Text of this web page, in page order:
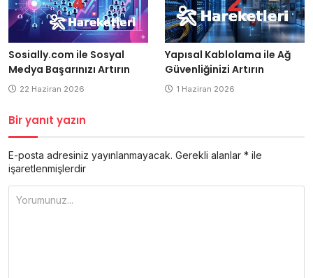
Sosially.com ile Sosyal
Medya Başarınızı Artırın
22 Haziran 2026
Yapısal Kablolama ile Ağ
Güvenliğinizi Artırın
1 Haziran 2026
Bir yanıt yazın
E-posta adresiniz yayınlanmayacak. Gerekli alanlar * ile
işaretlenmişlerdir